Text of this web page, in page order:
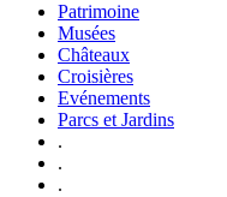
Patrimoine
Musées
Châteaux
Croisières
Evénements
Parcs et Jardins
.
.
.